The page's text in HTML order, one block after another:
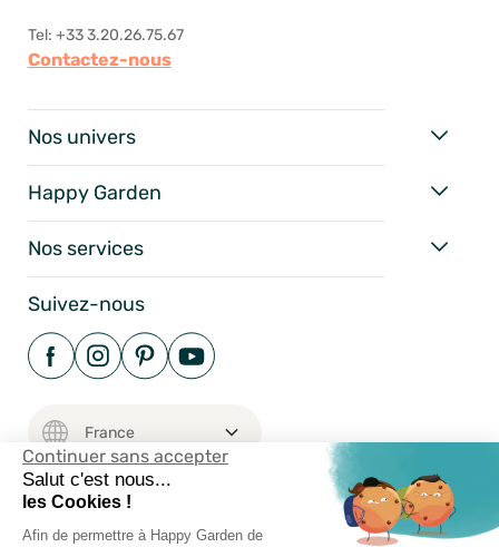
Continuer sans accepter
Salut c'est nous...
les Cookies !
Afin de permettre à Happy Garden de
Tel: +33 3.20.26.75.67
Contactez-nous
Nos univers
Happy Garden
Nos services
Suivez-nous
Mentions Légales